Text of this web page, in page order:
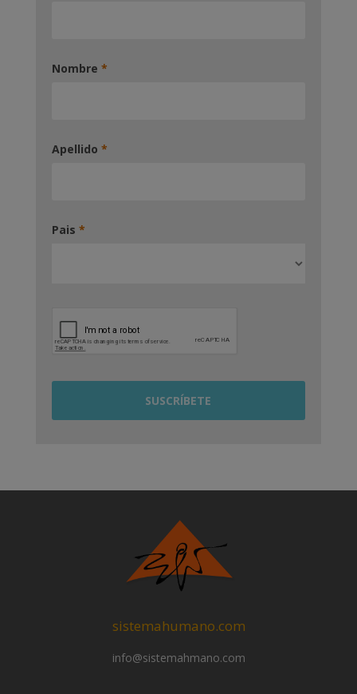
Nombre *
Apellido *
Pais *
sistemahumano.com
info@sistemahmano.com